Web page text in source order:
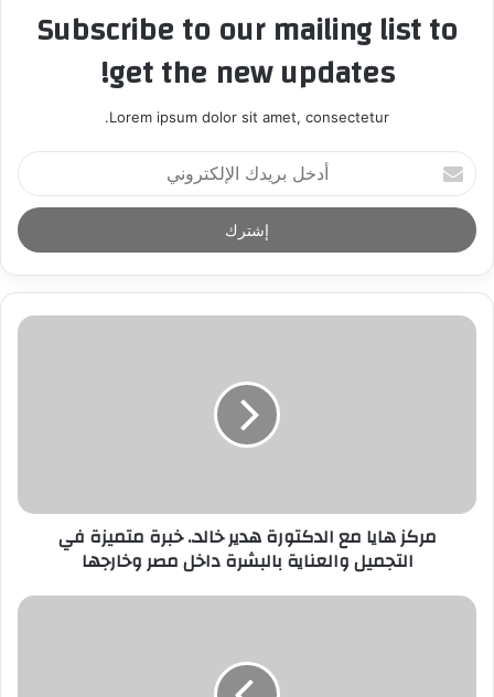
Subscribe to our mailing list to
get the new updates!
Lorem ipsum dolor sit amet, consectetur.
أ
د
خ
ل
ر
د
ر
مركز هايا مع الدكتورة هدير خالد.. خبرة متميزة في
التجميل والعناية بالبشرة داخل مصر وخارجها